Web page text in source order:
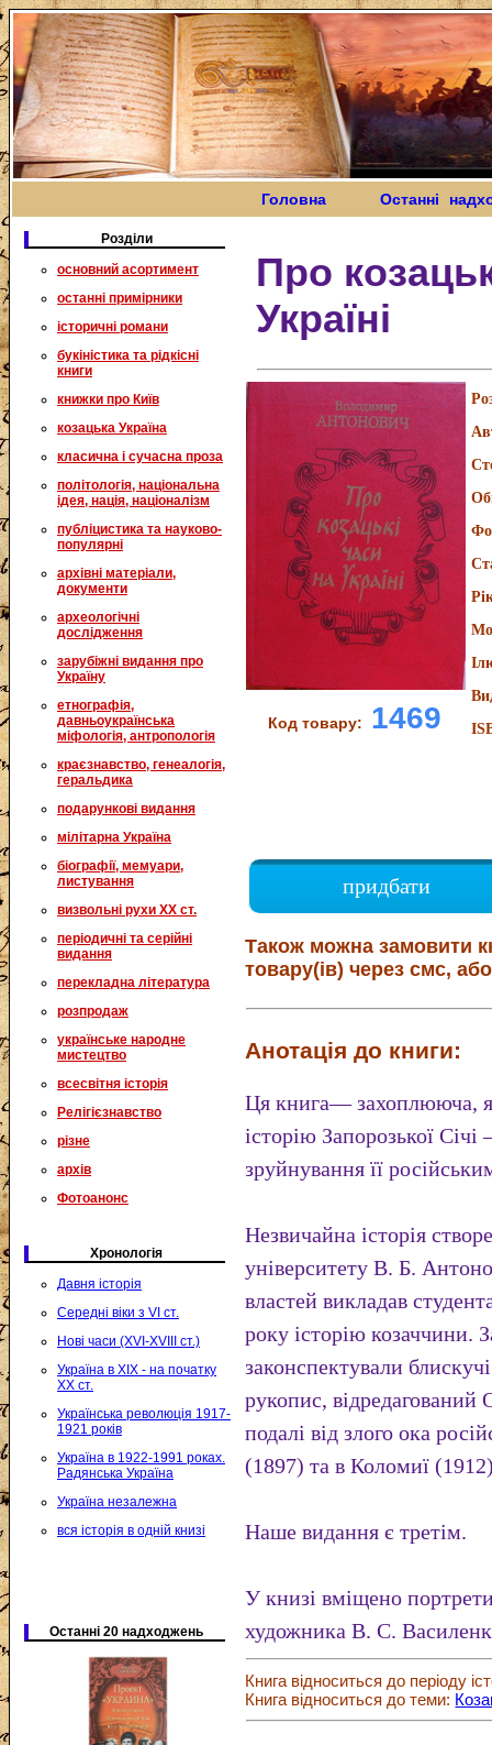
Головна Останні
Розділи
основний асортимент
останні примірники
історичні романи
букіністика та рідкісні
книги
книжки про Київ
козацька Україна
класична і сучасна проза
політологія, національна
ідея, нація, націоналізм
публіцистика та науково-
популярні
архівні матеріали,
документи
археологічні
дослідження
зарубіжні видання про
Україну
етнографія,
давньоукраїнська
міфологія, антропологія
краєзнавство, генеалогія,
геральдика
подарункові видання
мілітарна Україна
біографії, мемуари,
листування
визвольні рухи XX ст.
періодичні та серійні
видання
перекладна література
розпродаж
українське народне
мистецтво
всесвітня історія
Релігієзнавство
різне
архів
Фотоанонс
Хронологія
Давня історія
Середні віки з VI ст.
Нові часи (XVI-XVIII ст.)
Україна в XIX - на початку
XX ст.
Українська революція 1917-
1921 років
Україна в 1922-1991 роках.
Радянська Україна
Україна незалежна
вся історія в одній книзі
Останні 20 надходжень
Про
Україні
Код товару: 1469
придбати
Також можна замовити
товару(ів) через смс,
Анотація до книги:
Ця книга— захоплююча,
історію Запорозької
зруйнування її
Незвичайна історія
університету В. Б.
властей викладав
року історію козаччини.
законспектували
рукопис,
подалі від злого ока
(1897) та в Коломиї
Наше видання є третім.
У книзі вміщено
художника В. С.
Книга відноситься до періоду
Книга відноситься до теми: